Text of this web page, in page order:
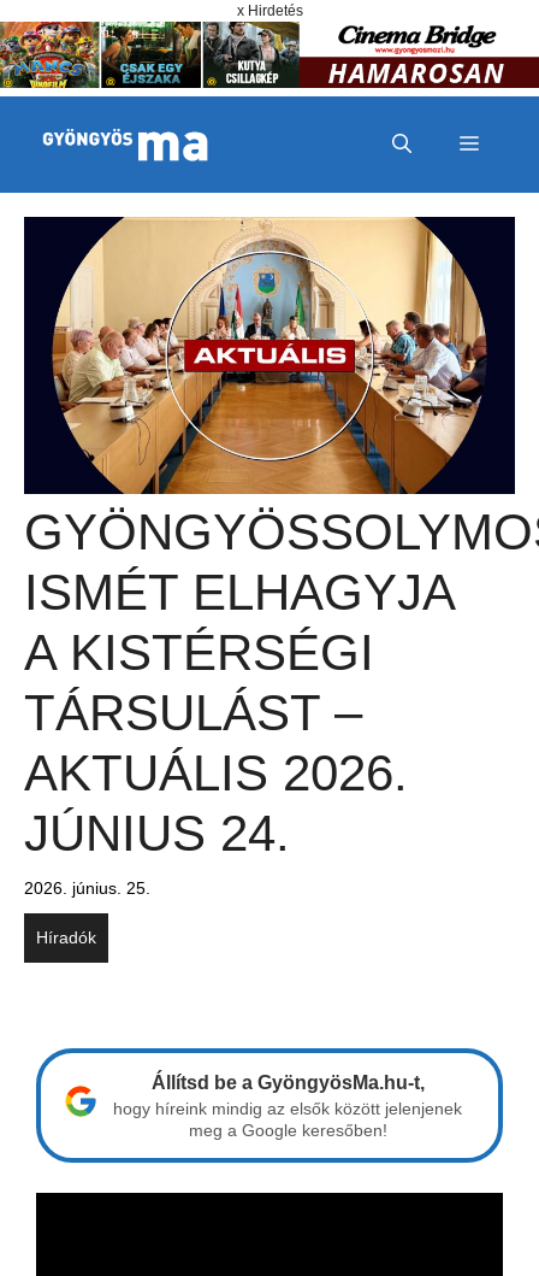
x Hirdetés
MENÜ
ISMÉT ELHAGYJA
A KISTÉRSÉGI
TÁRSULÁST –
AKTUÁLIS 2026.
JÚNIUS 24.
2026. június. 25.
Híradók
Állítsd be a GyöngyösMa.hu-t,
hogy híreink mindig az elsők között jelenjenek
meg a Google keresőben!